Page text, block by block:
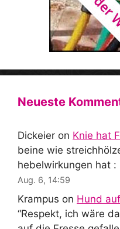
Neueste
Dickeier on Knie hat
beine wie
hebelwirkungen hat :
Aug. 6, 14:59
Krampus on Hund
“Respekt, ich wäre